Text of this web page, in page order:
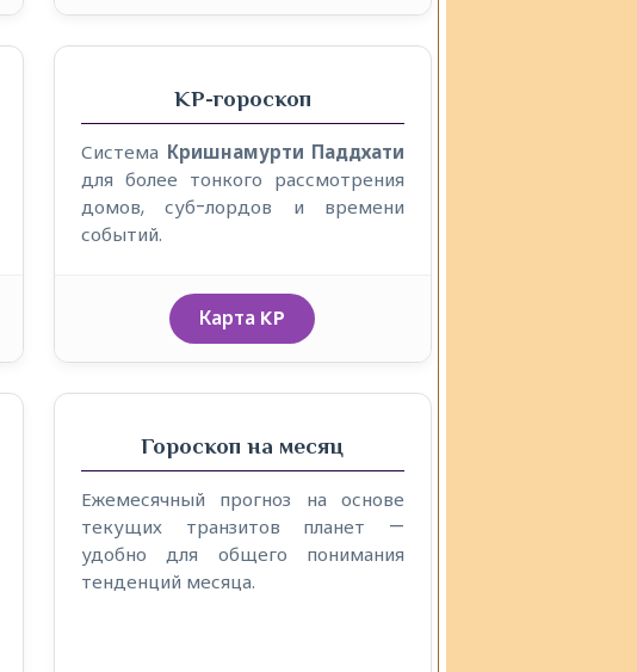
KP-гороскоп
Система Кришнамурти Паддхати
для более тонкого рассмотрения
домов, суб-лордов и времени
событий.
Карта KP
Гороскоп на месяц
Ежемесячный прогноз на основе
текущих транзитов планет —
удобно для общего понимания
тенденций месяца.